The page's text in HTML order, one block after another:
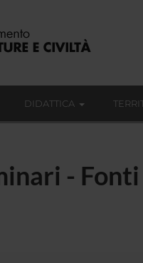
DIDATTICA
-